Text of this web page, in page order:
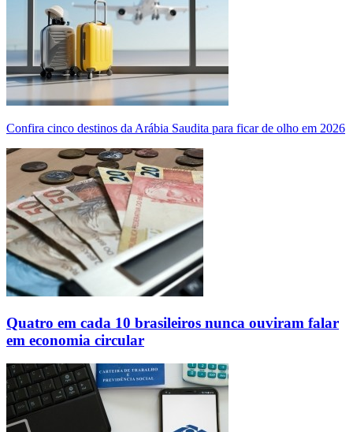
Confira cinco destinos da Arábia Saudita para ficar de olho em 2026
Quatro em cada 10 brasileiros nunca ouviram falar
em economia circular